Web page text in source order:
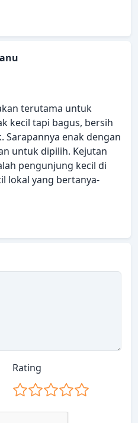
terutama untuk
kecil tapi bagus, bersih
Sarapannya enak dengan
untuk dipilih. Kejutan
pengunjung kecil di
lokal yang bertanya-
Rating